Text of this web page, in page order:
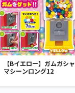
【Bイエロー】ガムガシャ
マシーンロング12